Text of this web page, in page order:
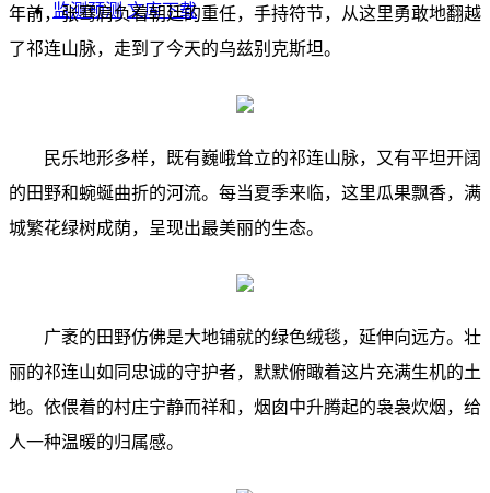
监测预测 文库下载
年前，张骞肩负着朝廷的重任，手持符节，从这里勇敢地翻越
了祁连山脉，走到了今天的乌兹别克斯坦。
民乐地形多样，既有巍峨耸立的祁连山脉，又有平坦开阔
的田野和蜿蜒曲折的河流。每当夏季来临，这里瓜果飘香，满
城繁花绿树成荫，呈现出最美丽的生态。
广袤的田野仿佛是大地铺就的绿色绒毯，延伸向远方。壮
丽的祁连山如同忠诚的守护者，默默俯瞰着这片充满生机的土
地。依偎着的村庄宁静而祥和，烟囱中升腾起的袅袅炊烟，给
人一种温暖的归属感。